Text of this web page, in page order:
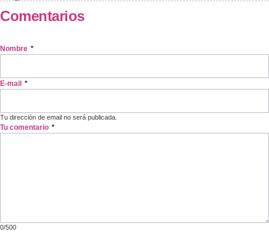
Comentarios
Nombre *
E-mail *
Tu dirección de email no será publicada.
Tu comentario *
0/500